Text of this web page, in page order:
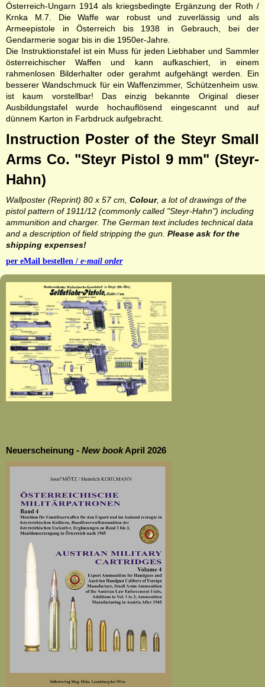
Österreich-Ungarn 1914 als kriegsbedingte Ergänzung der Roth /
Krnka M.7. Die Waffe war robust und zuverlässig und als
Armeepistole in Österreich bis 1938 in Gebrauch, bei der
Gendarmerie sogar bis in die 1950er-Jahre.
Die Instruktionstafel ist ein Muss für jeden Liebhaber und Sammler
österreichischer Waffen und kann aufkaschiert, in einem
rahmenlosen Bilderhalter oder gerahmt aufgehängt werden. Ein
besserer Wandschmuck für ein Waffenzimmer, Schützenheim usw.
ist kaum vorstellbar! Das einzig bekannte Original dieser
Ausbildungstafel wurde hochauflösend eingescannt und auf
dünnem Karton in Farbdruck aufgebracht.
Instruction Poster of the Steyr Small
Arms Co. "Steyr Pistol 9 mm" (Steyr-
Hahn)
Wallposter (Reprint) 80 x 57 cm, Colour, a lot of drawings of the
pistol pattern of 1911/12 (commonly called "Steyr-Hahn") including
ammunition and charger. The German text includes technical data
and a description of field stripping the gun. Please ask for the
shipping expenses!
per eMail bestellen / e-mail order
Neuerscheinung - New bookApril 2026